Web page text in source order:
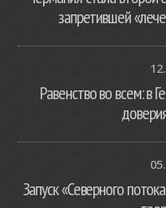
запретившей
Равенство во всем: в
Запуск «Северного